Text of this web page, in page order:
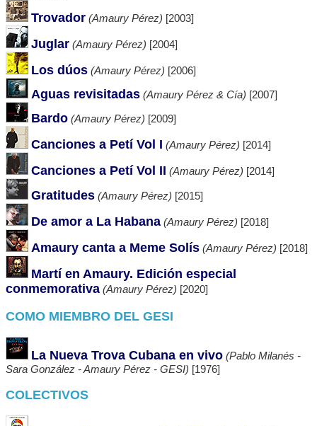
Trovador (Amaury Pérez) [2003]
Juglar (Amaury Pérez) [2004]
Los dúos (Amaury Pérez) [2006]
Aguas revisitadas (Amaury Pérez & Cía) [2007]
Bardo (Amaury Pérez) [2009]
Canciones a Petí Vol I (Amaury Pérez) [2014]
Canciones a Petí Vol II (Amaury Pérez) [2014]
Gratitudes (Amaury Pérez) [2015]
De amor a La Habana (Amaury Pérez) [2018]
Amaury canta a Meme Solís (Amaury Pérez) [2018]
Martí en Amaury. Edición especial
conmemorativa (Amaury Pérez) [2020]
COMO MIEMBRO DEL GESI
La Nueva Trova Cubana en vivo (Pablo Milanés -
Sara González - Amaury Pérez - GESI) [1976]
COLECTIVOS